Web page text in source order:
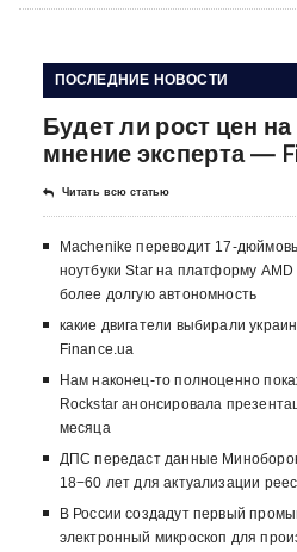
ПОСЛЕДНИЕ НОВОСТИ
Будет ли рост цен
мнение эксперта —
Читать всю статью
Machenike переводит 17-
ноутбуки Star на платформу
более долгую автономность
какие двигатели выбирали
Finance.ua
Нам наконец-то полноценно
Rockstar анонсировала
месяца
ДПС передаст данные
18−60 лет для актуализации
В России создадут первый
электронный микроскоп для